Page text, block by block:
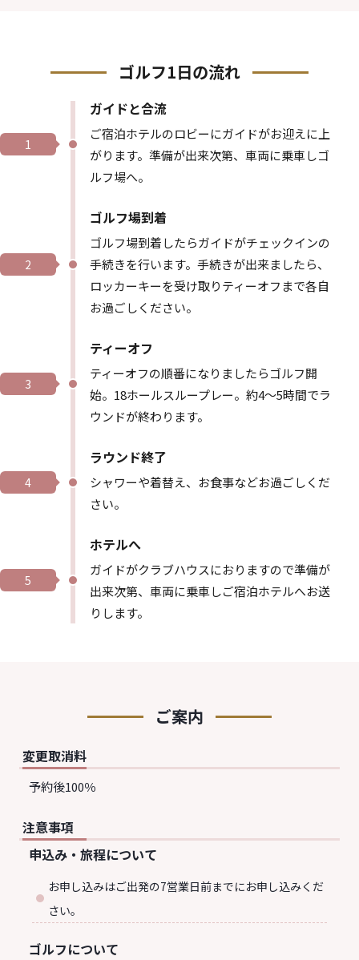
ゴルフ1日の流れ
1
ガイドと合流
ご宿泊ホテルのロビーにガイドがお迎えに上
がります。準備が出来次第、車両に乗車しゴ
ルフ場へ。
2
ゴルフ場到着
ゴルフ場到着したらガイドがチェックインの
手続きを行います。手続きが出来ましたら、
ロッカーキーを受け取りティーオフまで各自
お過ごしください。
3
ティーオフ
ティーオフの順番になりましたらゴルフ開
始。18ホールスループレー。約4～5時間でラ
ウンドが終わります。
4
ラウンド終了
シャワーや着替え、お食事などお過ごしくだ
さい。
5
ホテルへ
ガイドがクラブハウスにおりますので準備が
出来次第、車両に乗車しご宿泊ホテルへお送
りします。
ご案内
変更取消料
予約後100％
注意事項
申込み・旅程について
お申し込みはご出発の7営業日前までにお申し込みくだ
さい。
ゴルフについて